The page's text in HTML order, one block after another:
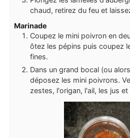
chaud, retirez du feu et
Marinade
Coupez le mini poivron en
ôtez les pépins puis coupez
fines.
Dans un grand bocal (ou
déposez les mini poivrons.
zestes, l'origan, l'ail, les jus